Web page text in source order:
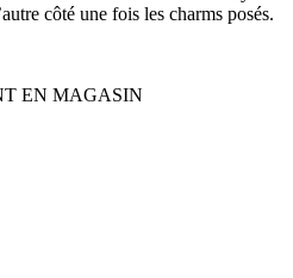
côté une fois les charms posés.
EN MAGASIN